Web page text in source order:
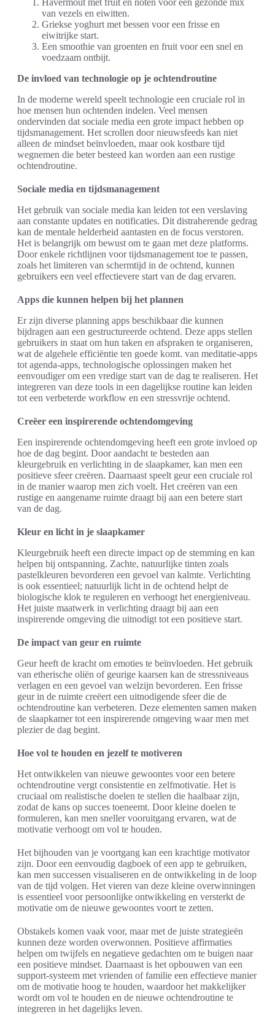
Havermout met fruit en noten voor een gezonde mix
van vezels en eiwitten.
Griekse yoghurt met bessen voor een frisse en
eiwitrijke start.
Een smoothie van groenten en fruit voor een snel en
voedzaam ontbijt.
De invloed van technologie op je ochtendroutine
In de moderne wereld speelt technologie een cruciale rol in
hoe mensen hun ochtenden indelen. Veel mensen
ondervinden dat sociale media een grote impact hebben op
tijdsmanagement. Het scrollen door nieuwsfeeds kan niet
alleen de mindset beïnvloeden, maar ook kostbare tijd
wegnemen die beter besteed kan worden aan een rustige
ochtendroutine.
Sociale media en tijdsmanagement
Het gebruik van sociale media kan leiden tot een verslaving
aan constante updates en notificaties. Dit distraherende gedrag
kan de mentale helderheid aantasten en de focus verstoren.
Het is belangrijk om bewust om te gaan met deze platforms.
Door enkele richtlijnen voor tijdsmanagement toe te passen,
zoals het limiteren van schermtijd in de ochtend, kunnen
gebruikers een veel effectievere start van de dag ervaren.
Apps die kunnen helpen bij het plannen
Er zijn diverse planning apps beschikbaar die kunnen
bijdragen aan een gestructureerde ochtend. Deze apps stellen
gebruikers in staat om hun taken en afspraken te organiseren,
wat de algehele efficiëntie ten goede komt. van meditatie-apps
tot agenda-apps, technologische oplossingen maken het
eenvoudiger om een vredige start van de dag te realiseren. Het
integreren van deze tools in een dagelijkse routine kan leiden
tot een verbeterde workflow en een stressvrije ochtend.
Creëer een inspirerende ochtendomgeving
Een inspirerende ochtendomgeving heeft een grote invloed op
hoe de dag begint. Door aandacht te besteden aan
kleurgebruik en verlichting in de slaapkamer, kan men een
positieve sfeer creëren. Daarnaast speelt geur een cruciale rol
in de manier waarop men zich voelt. Het creëren van een
rustige en aangename ruimte draagt bij aan een betere start
van de dag.
Kleur en licht in je slaapkamer
Kleurgebruik heeft een directe impact op de stemming en kan
helpen bij ontspanning. Zachte, natuurlijke tinten zoals
pastelkleuren bevorderen een gevoel van kalmte. Verlichting
is ook essentieel; natuurlijk licht in de ochtend helpt de
biologische klok te reguleren en verhoogt het energieniveau.
Het juiste maatwerk in verlichting draagt bij aan een
inspirerende omgeving die uitnodigt tot een positieve start.
De impact van geur en ruimte
Geur heeft de kracht om emoties te beïnvloeden. Het gebruik
van etherische oliën of geurige kaarsen kan de stressniveaus
verlagen en een gevoel van welzijn bevorderen. Een frisse
geur in de ruimte creëert een uitnodigende sfeer die de
ochtendroutine kan verbeteren. Deze elementen samen maken
de slaapkamer tot een inspirerende omgeving waar men met
plezier de dag begint.
Hoe vol te houden en jezelf te motiveren
Het ontwikkelen van nieuwe gewoontes voor een betere
ochtendroutine vergt consistentie en zelfmotivatie. Het is
cruciaal om realistische doelen te stellen die haalbaar zijn,
zodat de kans op succes toeneemt. Door kleine doelen te
formuleren, kan men sneller vooruitgang ervaren, wat de
motivatie verhoogt om vol te houden.
Het bijhouden van je voortgang kan een krachtige motivator
zijn. Door een eenvoudig dagboek of een app te gebruiken,
kan men successen visualiseren en de ontwikkeling in de loop
van de tijd volgen. Het vieren van deze kleine overwinningen
is essentieel voor persoonlijke ontwikkeling en versterkt de
motivatie om de nieuwe gewoontes voort te zetten.
Obstakels komen vaak voor, maar met de juiste strategieën
kunnen deze worden overwonnen. Positieve affirmaties
helpen om twijfels en negatieve gedachten om te buigen naar
een positieve mindset. Daarnaast is het opbouwen van een
support-systeem met vrienden of familie een effectieve manier
om de motivatie hoog te houden, waardoor het makkelijker
wordt om vol te houden en de nieuwe ochtendroutine te
integreren in het dagelijks leven.